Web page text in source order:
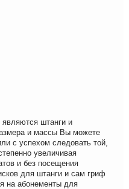
штанги и
и массы Вы можете
с успехом следовать той,
увеличивая
и без посещения
для штанги и сам гриф
на абонементы для